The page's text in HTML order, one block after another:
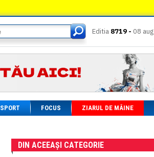
Editia 8719 - 08 aug
SPORT FOCUS ZIARUL DE MÂINE
DIN ACEEAȘI CATEGORIE